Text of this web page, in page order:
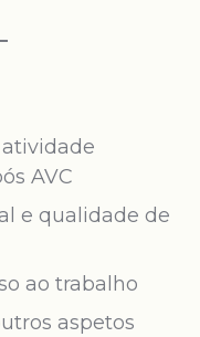
AVC
e qualidade de
ao trabalho
aspetos